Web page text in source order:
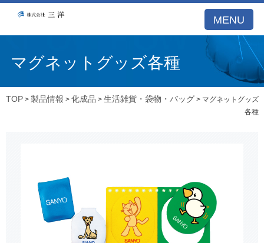
MENU
マグネットグッズ各種
TOP >製品情報 >化成品 >生活雑貨・袋物・バッグ > マグネットグッズ
各種